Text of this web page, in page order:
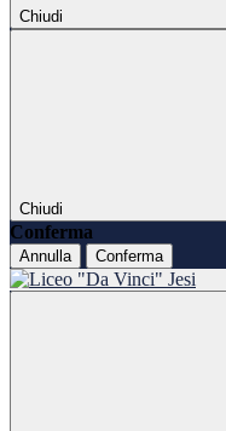
Chiudi
Chiudi
Conferma
Annulla Conferma